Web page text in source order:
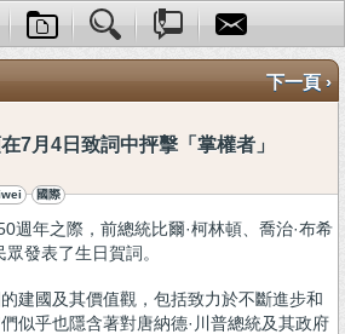
下一頁 ›
7月4日致詞中抨擊「掌權者」
國際
週年之際，前總統比爾·柯林頓、喬治·布希
發表了生日賀詞。
建國及其價值觀，包括致力於不斷進步和
似乎也隱含著對唐納德·川普總統及其政府